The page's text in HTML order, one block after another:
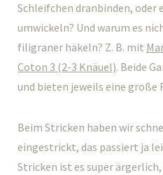
Schleifchen dranbinden, oder
umwickeln? Und warum es
filigraner häkeln? Z. B. mit
Coton 3 (2-3 Knäuel). Beide
und bieten jeweils eine große
Beim Stricken haben wir
eingestrickt, das passiert ja
Stricken ist es super